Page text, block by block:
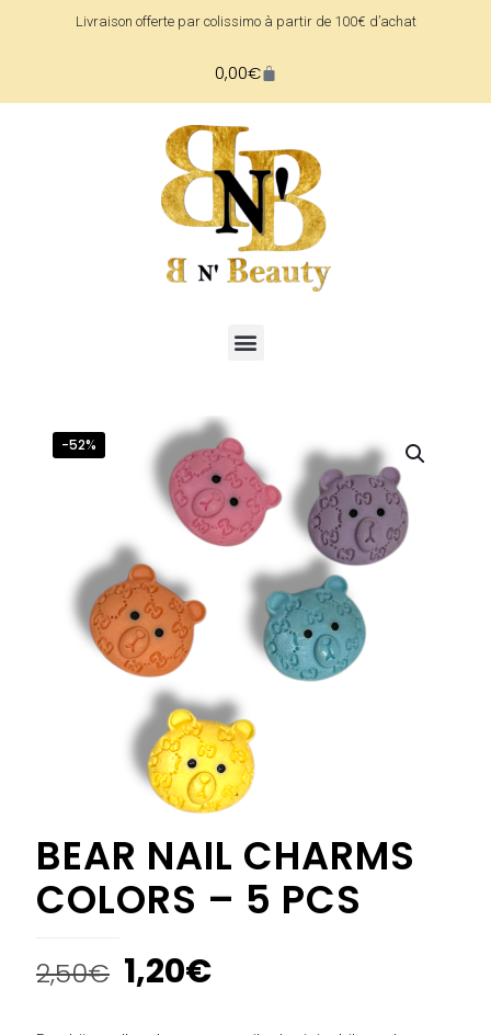
Livraison offerte par colissimo à partir de 100€ d’achat
0,00€
-52%
BEAR NAIL CHARMS
COLORS – 5 PCS
2,50€ 1,20€